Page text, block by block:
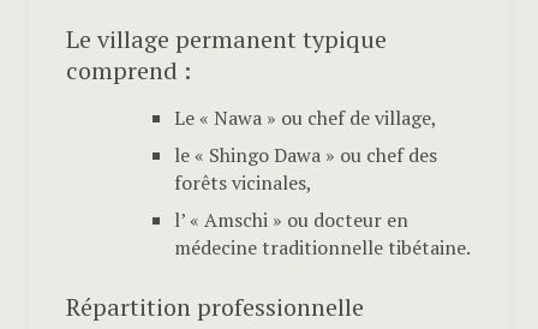
Le village permanent typique
comprend :
Le « Nawa » ou chef de village,
le « Shingo Dawa » ou chef des
forêts vicinales,
l’ « Amschi » ou docteur en
médecine traditionnelle tibétaine.
Répartition professionnelle